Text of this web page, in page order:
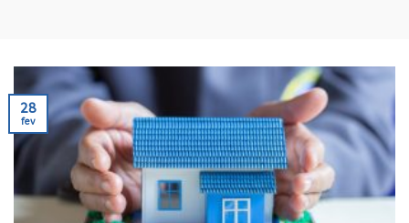
28
fev